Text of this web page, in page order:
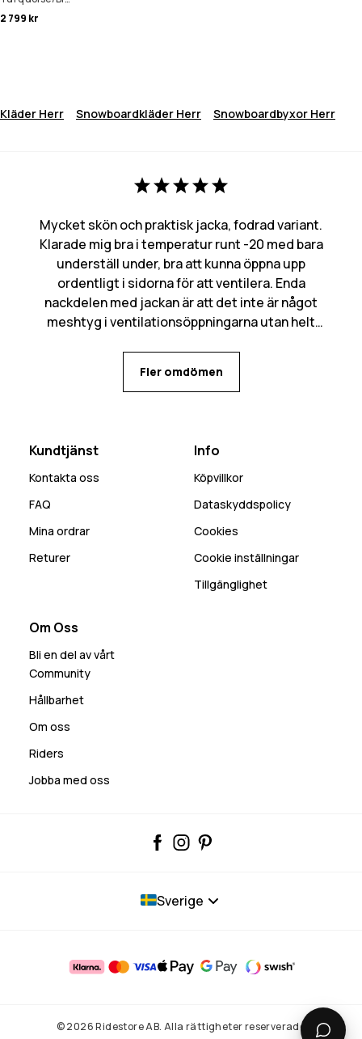
2 799 kr
Kläder Herr Snowboardkläder Herr Snowboardbyxor Herr
Mycket skön och praktisk jacka, fodrad variant.
Klarade mig bra i temperatur runt -20 med bara
underställ under, bra att kunna öppna upp
ordentligt i sidorna för att ventilera. Enda
nackdelen med jackan är att det inte är något
meshtyg i ventilationsöppningarna utan helt
alternativ för mobilen beroende på behov.
Fler omdömen
Kundtjänst
Kontakta oss
FAQ
Mina ordrar
Returer
Info
Köpvillkor
Dataskyddspolicy
Cookies
Cookie inställningar
Tillgänglighet
Om Oss
Bli en del av vårt
Community
Hållbarhet
Om oss
Riders
Jobba med oss
Sverige
© 2026 Ridestore AB. Alla rättigheter reserverade